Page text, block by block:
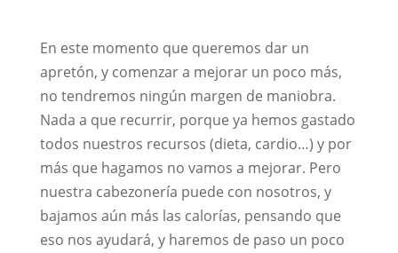
En este momento que queremos dar un
apretón, y comenzar a mejorar un poco más,
no tendremos ningún margen de maniobra.
Nada a que recurrir, porque ya hemos gastado
todos nuestros recursos (dieta, cardio…) y por
más que hagamos no vamos a mejorar. Pero
nuestra cabezonería puede con nosotros, y
bajamos aún más las calorías, pensando que
eso nos ayudará, y haremos de paso un poco